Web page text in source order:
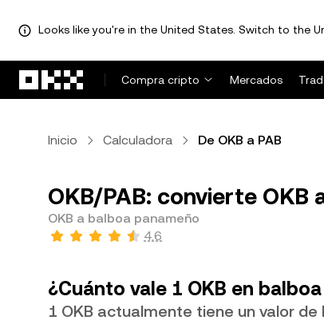
Looks like you're in the United States. Switch to the
Compra cripto
Mercados
Inicio Calculadora De OKB a PAB
OKB/PAB: convierte OKB
OKB a balboa panameño
4.6
¿Cuánto vale 1 OKB en
1 OKB actualmente tiene un valor de